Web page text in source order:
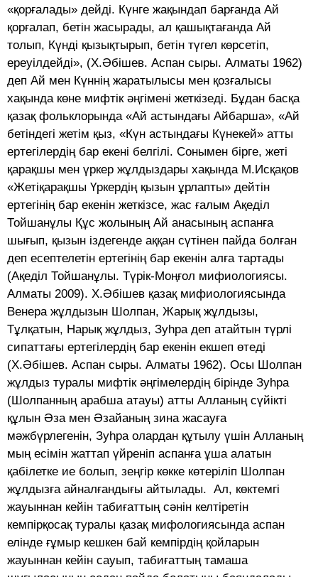
«қорғалады» дейді. Күнге жақындап барғанда Ай
қорғалап, бетін жасырады, ал қашықтағанда Ай
толып, Күнді қызықтырып, бетін түгел көрсетіп,
ереуілдейді», (Х.Әбішев. Аспан сыры. Алматы 1962)
деп Ай мен Күннің жаратылысы мен қозғалысы
хақында көне мифтік әңгімені жеткізеді. Бұдан басқа
қазақ фольклорында «Ай астындағы Айбарша», «Ай
бетіндегі жетім қыз, «Күн астындағы Күнекей» атты
ертегілердің бар екені белгілі. Сонымен бірге, жеті
қарақшы мен үркер жұлдыздары хақында М.Исқақов
«Жетіқарақшы Үркердің қызын ұрлапты» дейтін
ертегінің бар екенін жеткізсе, жас ғалым Ақеділ
Тойшанұлы Құс жолының Ай анасының аспанға
шығып, қызын іздегенде аққан сүтінен пайда болған
деп есептелетін ертегінің бар екенін алға тартады
(Ақеділ Тойшанұлы. Түрік-Моңғол мифиологиясы.
Алматы 2009). Х.Әбішев қазақ мифиологиясында
Венера жұлдызын Шолпан, Жарық жұлдызы,
Тұлқатын, Нарық жұлдыз, Зуһра деп атайтын түрлі
сипаттағы ертегілердің бар екенін екшеп өтеді
(Х.Әбішев. Аспан сыры. Алматы 1962). Осы Шолпан
жұлдыз туралы мифтік әңгімелердің бірінде Зуһра
(Шолпанның арабша атауы) атты Алланың сүйікті
құлын Әза мен Әзайаның зина жасауға
мәжбүрлегенін, Зуһра олардан құтылу үшін Алланың
мың есімін жаттап үйреніп аспанға ұша алатын
қабілетке ие болып, зеңгір көкке көтеріліп Шолпан
жұлдызға айналғандығы айтылады. Ал, көктемгі
жауыннан кейін табиғаттың сәнін келтіретін
кемпірқосақ туралы қазақ мифологиясында аспан
елінде ғұмыр кешкен бай кемпірдің қойларын
жауыннан кейін сауып, табиғаттың тамаша